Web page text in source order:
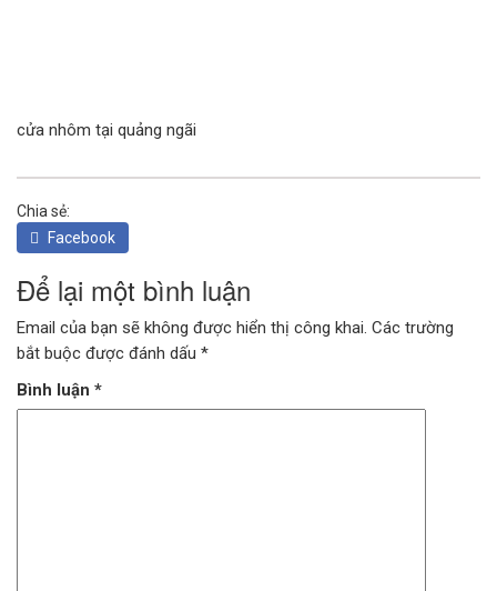
cửa nhôm tại quảng ngãi
Chia sẻ:
Facebook
Để lại một bình luận
Email của bạn sẽ không được hiển thị công khai. Các trường
bắt buộc được đánh dấu *
Bình luận *